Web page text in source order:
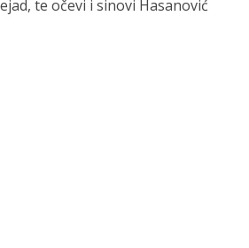
te očevi i sinovi Hasanović